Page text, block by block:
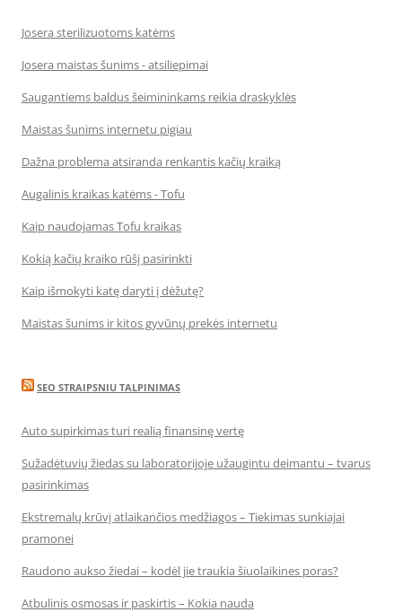
Josera sterilizuotoms katėms
Josera maistas šunims - atsiliepimai
Saugantiems baldus šeimininkams reikia draskyklės
Maistas šunims internetu pigiau
Dažna problema atsiranda renkantis kačių kraiką
Augalinis kraikas katėms - Tofu
Kaip naudojamas Tofu kraikas
Kokią kačių kraiko rūšį pasirinkti
Kaip išmokyti katę daryti į dėžutę?
Maistas šunims ir kitos gyvūnų prekės internetu
SEO STRAIPSNIU TALPINIMAS
Auto supirkimas turi realią finansinę vertę
Sužadėtuvių žiedas su laboratorijoje užaugintu deimantu – tvarus
pasirinkimas
Ekstremalų krūvį atlaikančios medžiagos – Tiekimas sunkiajai
pramonei
Raudono aukso žiedai – kodėl jie traukia šiuolaikines poras?
Atbulinis osmosas ir paskirtis – Kokia nauda